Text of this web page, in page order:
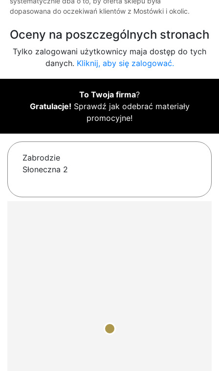
dopasowana do oczekiwań klientów z Mostówki i okolic.
Oceny na poszczególnych stronach
Tylko zalogowani użytkownicy maja dostęp do tych
danych. Kliknij, aby się zalogować.
To Twoja firma?
Gratulacje! Sprawdź jak odebrać materiały
promocyjne!
Zabrodzie
Słoneczna 2